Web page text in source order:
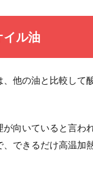
イル油
、他の油と比較して
が向いていると言わ
、できるだけ高温加